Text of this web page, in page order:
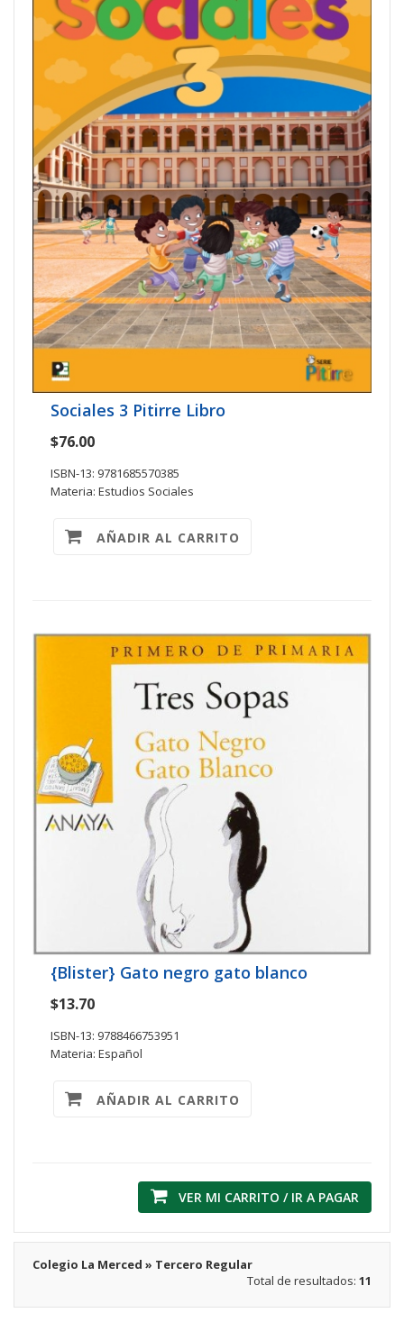
Sociales 3 Pitirre Libro
$76.00
ISBN-13: 9781685570385
Materia: Estudios Sociales
AÑADIR AL CARRITO
{Blister} Gato negro gato blanco
$13.70
ISBN-13: 9788466753951
Materia: Español
AÑADIR AL CARRITO
VER MI CARRITO / IR A PAGAR
Colegio La Merced » Tercero Regular
Total de resultados: 11